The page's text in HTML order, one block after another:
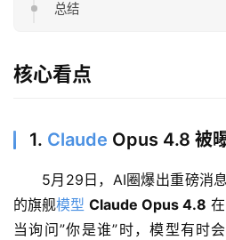
总结
核心看点
1. Claude Opus 4.8 被
5月29日，AI圈爆出重磅
的旗舰模型 Claude Opus 4.8
当询问”你是谁”时，模型有时